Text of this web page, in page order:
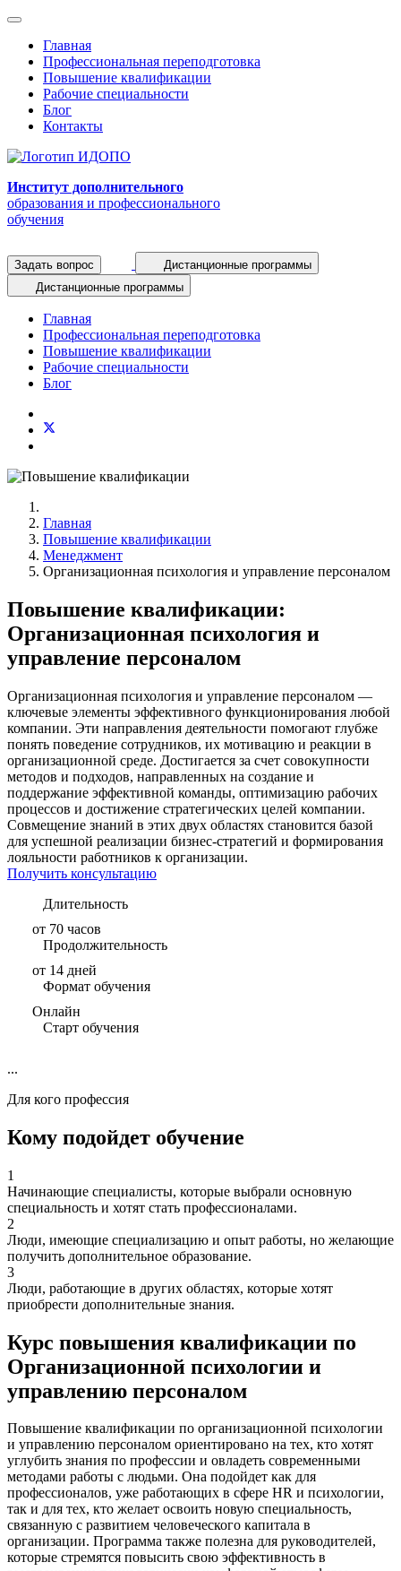
Главная
Профессиональная переподготовка
Повышение квалификации
Рабочие специальности
Блог
Контакты
Институт дополнительного
образования и профессионального
обучения
Задать вопрос
Дистанционные программы
Дистанционные программы
Главная
Профессиональная переподготовка
Повышение квалификации
Рабочие специальности
Блог
Главная
Повышение квалификации
Менеджмент
Организационная психология и управление персоналом
Повышение квалификации:
Организационная психология и
управление персоналом
Организационная психология и управление персоналом —
ключевые элементы эффективного функционирования любой
компании. Эти направления деятельности помогают глубже
понять поведение сотрудников, их мотивацию и реакции в
организационной среде. Достигается за счет совокупности
методов и подходов, направленных на создание и
поддержание эффективной команды, оптимизацию рабочих
процессов и достижение стратегических целей компании.
Совмещение знаний в этих двух областях становится базой
для успешной реализации бизнес-стратегий и формирования
лояльности работников к организации.
Получить консультацию
Длительность
от 70 часов
Продолжительность
от 14 дней
Формат обучения
Онлайн
Старт обучения
...
Для кого профессия
Кому подойдет обучение
1
Начинающие специалисты, которые выбрали основную
специальность и хотят стать профессионалами.
2
Люди, имеющие специализацию и опыт работы, но желающие
получить дополнительное образование.
3
Люди, работающие в других областях, которые хотят
приобрести дополнительные знания.
Курс повышения квалификации по
Организационной психологии и
управлению персоналом
Повышение квалификации по организационной психологии
и управлению персоналом ориентировано на тех, кто хотят
углубить знания по профессии и овладеть современными
методами работы с людьми. Она подойдет как для
профессионалов, уже работающих в сфере HR и психологии,
так и для тех, кто желает освоить новую специальность,
связанную с развитием человеческого капитала в
организации. Программа также полезна для руководителей,
которые стремятся повысить свою эффективность в